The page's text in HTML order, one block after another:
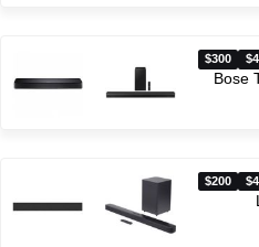
$300
Bose
$200